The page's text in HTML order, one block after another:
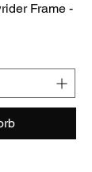
Frame -